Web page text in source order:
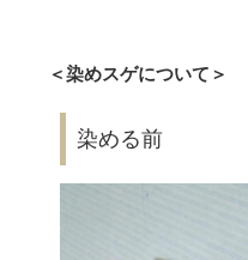
＜染めスゲについて＞
染める前